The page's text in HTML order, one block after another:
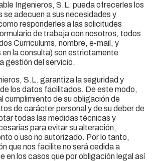
Ingenieros, S.L. pueda ofrecerles los
se adecuen a sus necesidades y
responderles a las solicitudes
de trabaja con nosotros, todos
Curriculums, nombre, e-mail, y
en la consulta) son estrictamente
gestión del servicio.
S.L. garantiza la seguridad y
los datos facilitados. De este modo,
cumplimiento de su obligación de
de carácter personal y de su deber de
todas las medidas técnicas y
para evitar su alteración,
o uso no autorizado. Por lo tanto,
que nos facilite no será cedida a
en los casos que por obligación legal así